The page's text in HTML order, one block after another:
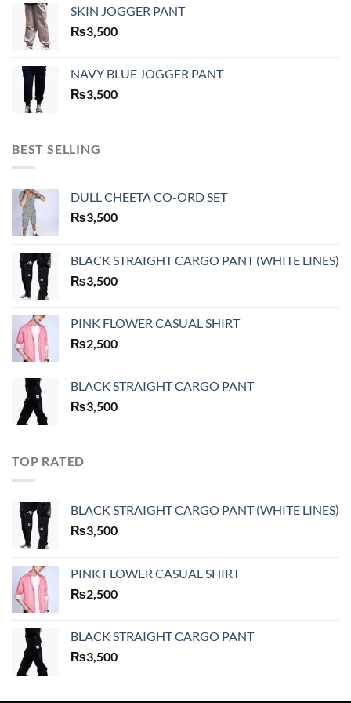
SKIN JOGGER PANT
₨3,500
NAVY BLUE JOGGER PANT
₨3,500
BEST SELLING
DULL CHEETA CO-ORD SET
₨3,500
BLACK STRAIGHT CARGO PANT (WHITE LINES)
₨3,500
PINK FLOWER CASUAL SHIRT
₨2,500
BLACK STRAIGHT CARGO PANT
₨3,500
TOP RATED
BLACK STRAIGHT CARGO PANT (WHITE LINES)
₨3,500
PINK FLOWER CASUAL SHIRT
₨2,500
BLACK STRAIGHT CARGO PANT
₨3,500